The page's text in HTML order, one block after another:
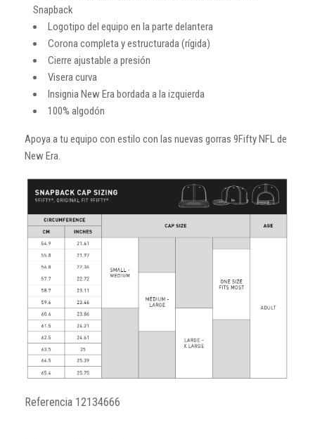
Snapback
Logotipo del equipo en la parte delantera
Corona completa y estructurada (rígida)
Cierre ajustable a presión
Visera curva
Insignia New Era bordada a la izquierda
100% algodón
Apoya a tu equipo con estilo con las nuevas gorras 9Fifty NFL de
New Era.
Referencia 12134666